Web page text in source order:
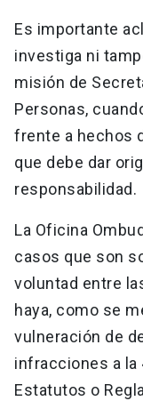
Es importante
investiga ni
misión de
Personas,
frente a hechos
que debe dar
responsabilidad.
La Oficina
casos que son
voluntad entre
haya, como se
vulneración de
infracciones a la
Estatutos o